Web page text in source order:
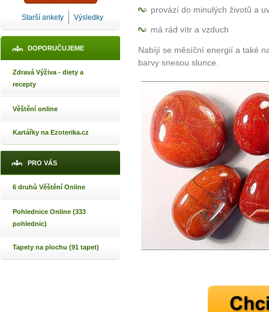
Starší ankety Výsledky
DOPORUČUJEME
Zdravá Výživa - diety a
recepty
Věštění online
Kartářky na Ezoterika.cz
PRO VÁS
6 druhů Věštění Online
Pohlednice Online (333
pohlednic)
Tapety na plochu (91 tapet)
provází do minulých životů a
má rád vítr a vzduch
Nabíjí se měsíční energií a také
barvy snesou slunce.